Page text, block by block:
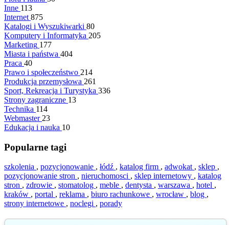
Inne 113
Internet 875
Katalogi i Wyszukiwarki 80
Komputery i Informatyka 205
Marketing 177
Miasta i państwa 404
Praca 40
Prawo i społeczeństwo 214
Produkcja przemysłowa 261
Sport, Rekreacja i Turystyka 336
Strony zagraniczne 13
Technika 114
Webmaster 23
Edukacja i nauka 10
Popularne tagi
szkolenia , pozycjonowanie , łódź , katalog firm , adwokat , sklep ,
pozycjonowanie stron , nieruchomosci , sklep internetowy , katalog
stron , zdrowie , stomatolog , meble , dentysta , warszawa , hotel ,
kraków , portal , reklama , biuro rachunkowe , wrocław , blog ,
strony internetowe , noclegi , porady